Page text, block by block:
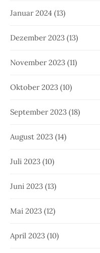
Januar 2024 (13)
Dezember 2023 (13)
November 2023 (11)
Oktober 2023 (10)
September 2023 (18)
August 2023 (14)
Juli 2023 (10)
Juni 2023 (13)
Mai 2023 (12)
April 2023 (10)